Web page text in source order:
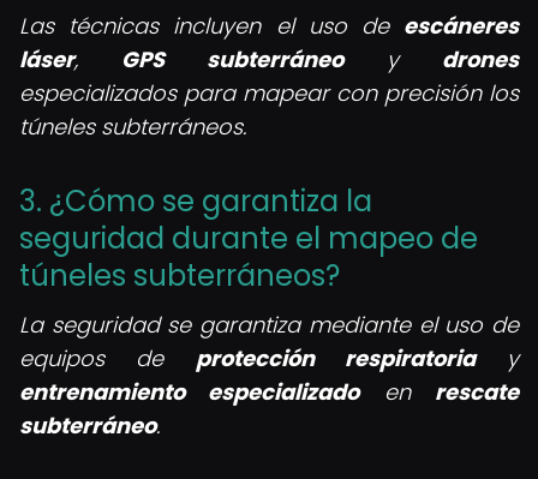
Las técnicas incluyen el uso de escáneres
láser, GPS subterráneoy drones
especializados para mapear con precisión los
túneles subterráneos.
3. ¿Cómo se garantiza la
seguridad durante el mapeo de
túneles subterráneos?
La seguridad se garantiza mediante el uso de
equipos de protección respiratoriay
entrenamiento especializadoen rescate
subterráneo.